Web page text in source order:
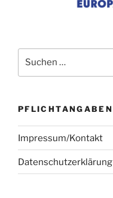
nach:
PFLICHTANGABEN
Impressum/Kontakt
Datenschutzerklärung